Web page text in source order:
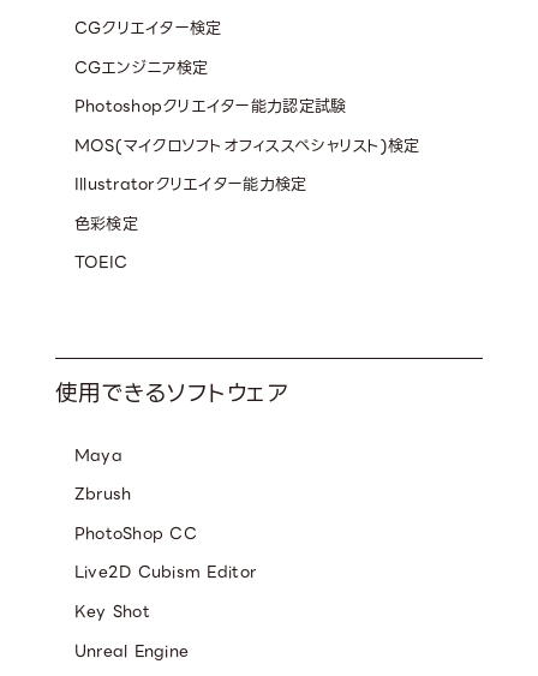
CGクリエイター検定
CGエンジニア検定
Photoshopクリエイター能力認定試験
MOS(マイクロソフトオフィススペシャリスト)検定
Illustratorクリエイター能力検定
色彩検定
TOEIC
使用できるソフトウェア
Maya
Zbrush
PhotoShop CC
Live2D Cubism Editor
Key Shot
Unreal Engine